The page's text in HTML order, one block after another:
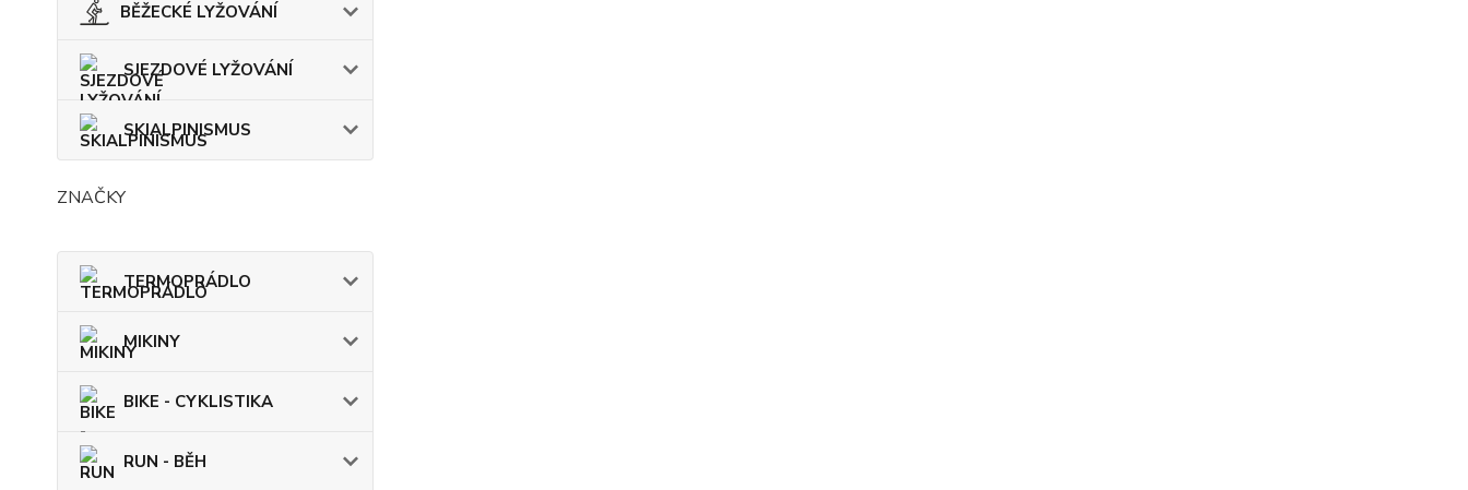
BĚŽECKÉ LYŽOVÁNÍ
SJEZDOVÉ LYŽOVÁNÍ
SKIALPINISMUS
ZNAČKY
TERMOPRÁDLO
MIKINY
BIKE - CYKLISTIKA
RUN - BĚH